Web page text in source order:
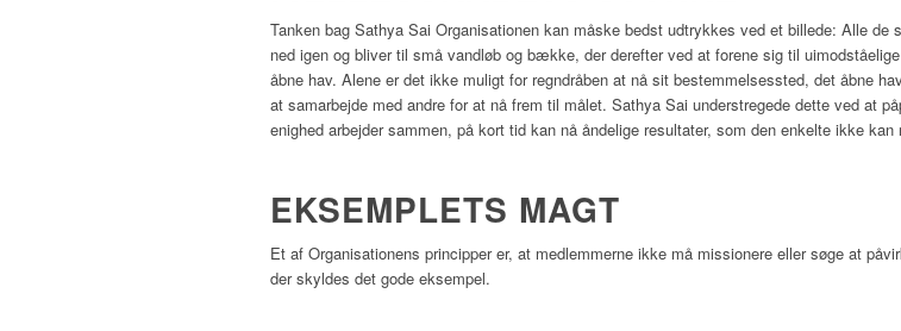
Tanken bag Sathya Sai Organisationen kan måske bedst udtrykkes ved et billede: Alle de
ned igen og bliver til små vandløb og bække, der derefter ved at forene sig til
åbne hav. Alene er det ikke muligt for regndråben at nå sit bestemmelsessted, det åbne
at samarbejde med andre for at nå frem til målet. Sathya Sai understregede dette ved at
enighed arbejder sammen, på kort tid kan nå åndelige resultater, som den enkelte ikke kan
EKSEMPLETS MAGT
Et af Organisationens principper er, at medlemmerne ikke må missionere eller søge at
der skyldes det gode eksempel.